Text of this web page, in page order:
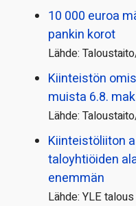
10 000 euroa
pankin korot
Lähde:
Kiinteistön
muista 6.8.
Lähde:
Kiinteistö­liiton
taloyhtiöiden
enemmän
Lähde: YLE talous